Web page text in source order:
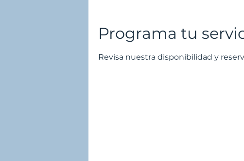
Programa tu
Revisa nuestra disponibilidad y